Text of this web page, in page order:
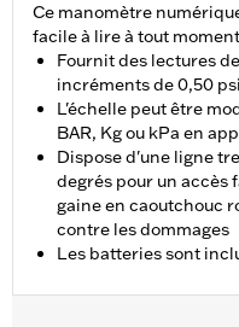
Ce manomètre
facile à lire à tout
Fournit des lectures
incréments de 0,50
L'échelle peut être
BAR, Kg ou kPa en
Dispose d'une ligne
degrés pour un accès
gaine en caoutchouc
contre les dommages
Les batteries sont